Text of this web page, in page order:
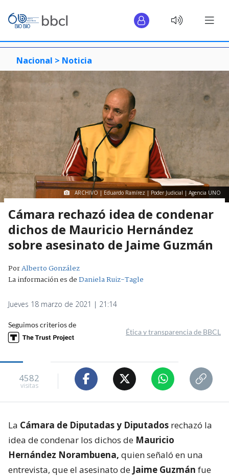
Nacional > Noticia
ARCHIVO | Eduardo Ramírez | Poder Judicial | Agencia UNO
Cámara rechazó idea de condenar
dichos de Mauricio Hernández
sobre asesinato de Jaime Guzmán
PorAlberto González
La información es deDaniela Ruiz-Tagle
Jueves 18 marzo de 2021 | 21:14
Seguimos criterios de
Ética y transparencia de BBCL
4582
visitas
La Cámara de Diputadas y Diputados rechazó la
idea de condenar los dichos de Mauricio
Hernández Norambuena, quien señaló en una
entrevista, que el asesinato de Jaime Guzmán fue